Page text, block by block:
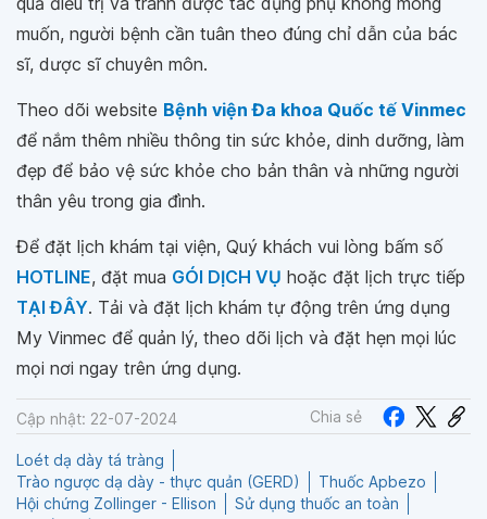
muốn, người bệnh cần tuân theo đúng chỉ dẫn của bác
sĩ, dược sĩ chuyên môn.
Theo dõi website Bệnh viện Đa khoa Quốc tế Vinmec
để nắm thêm nhiều thông tin sức khỏe, dinh dưỡng, làm
đẹp để bảo vệ sức khỏe cho bản thân và những người
thân yêu trong gia đình.
Để đặt lịch khám tại viện, Quý khách vui lòng bấm số
HOTLINE, đặt mua GÓI DỊCH VỤ hoặc đặt lịch trực tiếp
TẠI ĐÂY. Tải và đặt lịch khám tự động trên ứng dụng
My Vinmec để quản lý, theo dõi lịch và đặt hẹn mọi lúc
mọi nơi ngay trên ứng dụng.
Cập nhật: 22-07-2024 Chia sẻ
Loét dạ dày tá tràng
Trào ngược dạ dày - thực quản (GERD)
Thuốc Apbezo
Hội chứng Zollinger - Ellison
Sử dụng thuốc an toàn